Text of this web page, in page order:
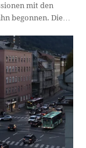
mit den
begonnen. Die…